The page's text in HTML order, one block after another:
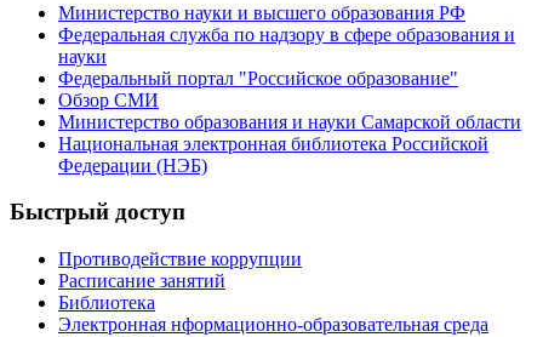
Министерство науки и высшего образования РФ
Федеральная служба по надзору в сфере образования и
науки
Федеральный портал "Российское образование"
Обзор СМИ
Министерство образования и науки Самарской области
Национальная электронная библиотека Российской
Федерации (НЭБ)
Быстрый доступ
Противодействие коррупции
Расписание занятий
Библиотека
Электронная нформационно-образовательная среда